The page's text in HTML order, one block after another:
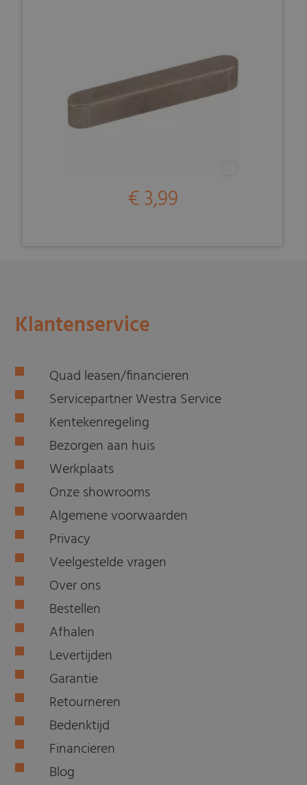
€ 3,99
Klantenservice
Quad leasen/financieren
Servicepartner Westra Service
Kentekenregeling
Bezorgen aan huis
Werkplaats
Onze showrooms
Algemene voorwaarden
Privacy
Veelgestelde vragen
Over ons
Bestellen
Afhalen
Levertijden
Garantie
Retourneren
Bedenktijd
Financieren
Blog